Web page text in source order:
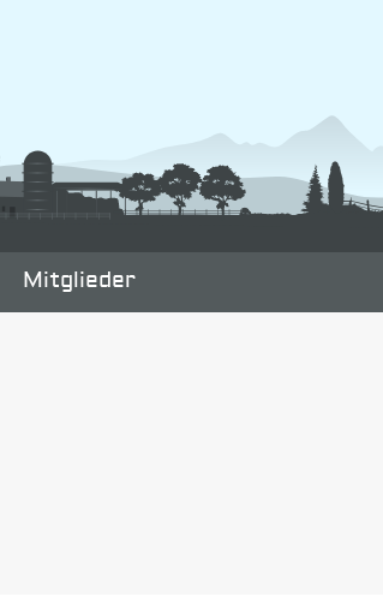
Mitglieder